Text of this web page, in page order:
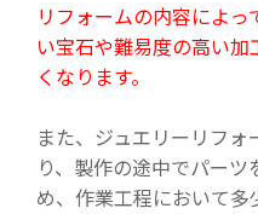
リフォームの内容によ
い宝石や難易度の高い
くなります。
また、ジュエリーリフ
り、製作の途中でパー
め、作業工程において多